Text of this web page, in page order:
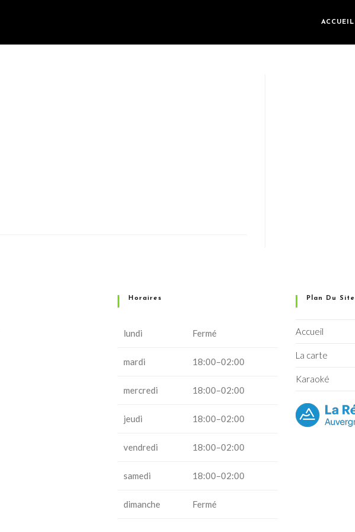
ACCUEIL
Horaires
lundi Fermé
mardi 18:00–02:00
mercredi 18:00–02:00
jeudi 18:00–02:00
vendredi 18:00–02:00
samedi 18:00–02:00
dimanche Fermé
Plan Du Site
Accueil
La carte
Karaoké